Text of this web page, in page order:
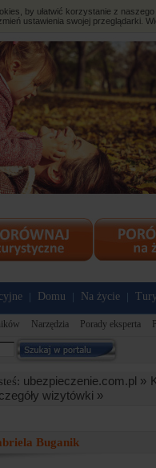
by ułatwić korzystanie z
ustawienia swojej przeglądarki.
Domu Na życie
Narzędzia Porady eksperta
ubezpieczenie.com.pl »
wizytówki »
Buganik